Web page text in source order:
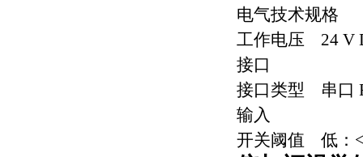
电气技术规格
工作电压 24 V
接口
接口类型 串口
输入
开关阈值 低：<